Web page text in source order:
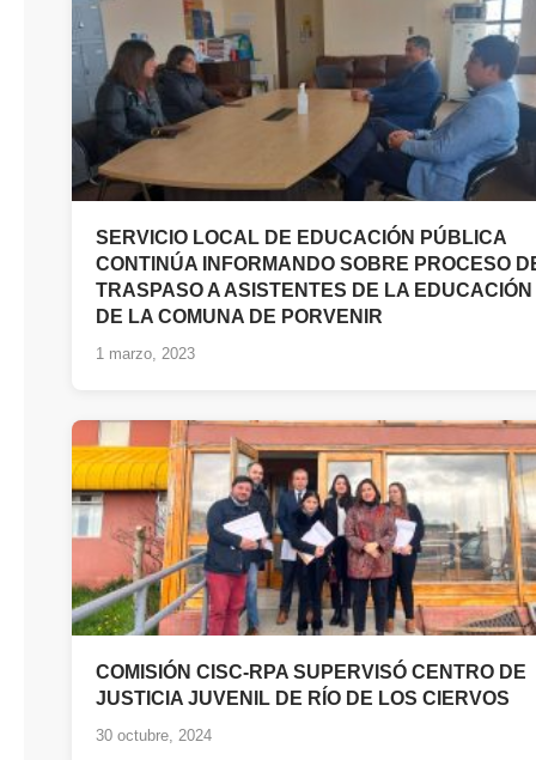
SERVICIO LOCAL DE EDUCACIÓN PÚBLICA
CONTINÚA INFORMANDO SOBRE PROCESO
TRASPASO A ASISTENTES DE LA EDUCACIÓN
DE LA COMUNA DE PORVENIR
1 marzo, 2023
COMISIÓN CISC-RPA SUPERVISÓ CENTRO DE
JUSTICIA JUVENIL DE RÍO DE LOS CIERVOS
30 octubre, 2024